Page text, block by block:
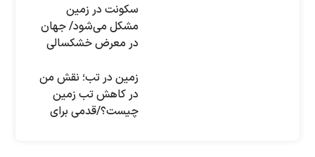
آب‌وهوا چه پیشنهادی
دارد؟
سکونت در زمین
مشکل می‌شود/ جهان
در معرض خشکسالی
چهارم
زمین در تب؛ نقش من
در کاهش تب زمین
چیست؟/قدمی برای